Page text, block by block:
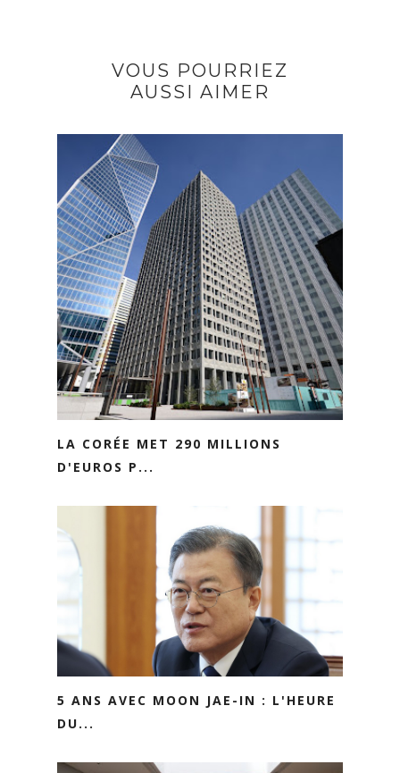
VOUS POURRIEZ
AUSSI AIMER
LA CORÉE MET 290 MILLIONS
D'EUROS P...
5 ANS AVEC MOON JAE-IN : L'HEURE
DU...